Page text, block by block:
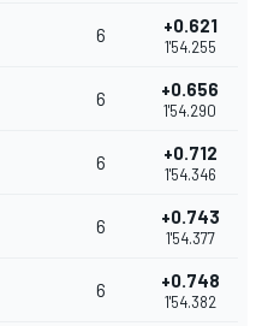
6 +0.621
1'54.255
6 +0.656
1'54.290
6 +0.712
1'54.346
6 +0.743
1'54.377
6 +0.748
1'54.382